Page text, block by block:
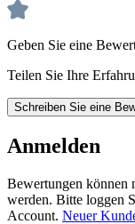
Geben Sie eine
Teilen Sie Ihre
Schreiben Sie eine
Anmelden
Bewertungen können
werden. Bitte loggen
Account. Neuer